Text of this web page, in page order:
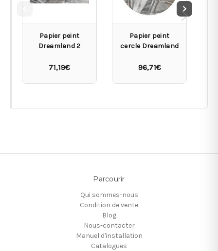
Papier peint
Dreamland 2
71,19€
Papier peint
cercle Dreamland
96,71€
Parcourir
Qui sommes-nous
Condition de vente
Blog
Nous-contacter
Manuel d'installation
Catalogues